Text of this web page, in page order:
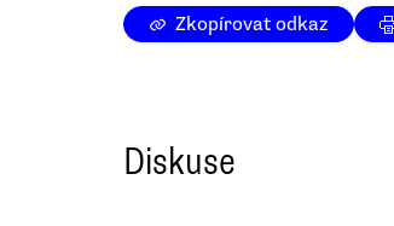
Zkopírovat odkaz
Diskuse